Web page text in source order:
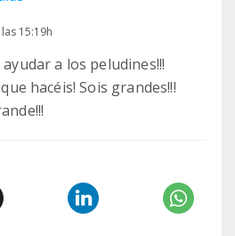
15:19h
a los peludines!!!
hacéis! Sois grandes!!!